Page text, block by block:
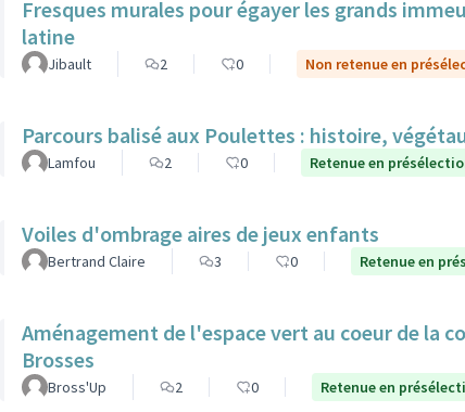
Fresques murales pour égayer les grands
latine
Jibault 2 0 Non retenue en
Parcours balisé aux Poulettes : histoire,
Lamfou 2 0 Retenue en
Voiles d'ombrage aires de jeux enfants
Bertrand Claire 3 0 Retenue en
Aménagement de l'espace vert au coeur de la
Brosses
Bross'Up 2 0 Retenue en